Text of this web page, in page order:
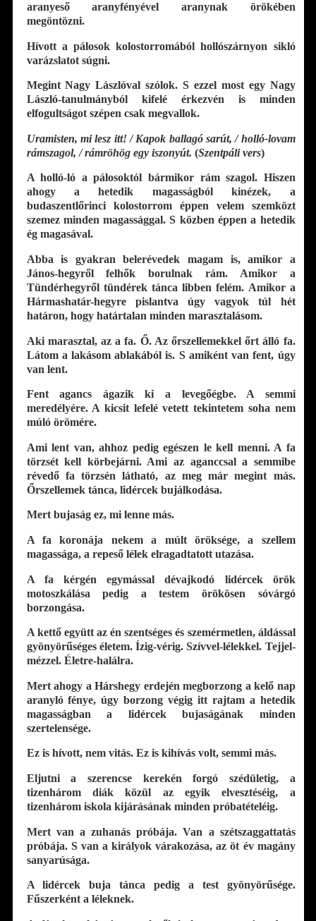
aranyeső aranyfényével aranynak örökében
megöntözni.
Hívott a pálosok kolostorromából hollószárnyon sikló
varázslatot súgni.
Megint Nagy Lászlóval szólok. S ezzel most egy Nagy
László-tanulmányból kifelé érkezvén is minden
elfogultságot szépen csak megvallok.
Uramisten, mi lesz itt! / Kapok ballagó sarút, / holló-lovam
rámszagol, / rámröhög egy iszonyút. (Szentpáli vers)
A holló-ló a pálosoktól bármikor rám szagol. Hiszen
ahogy a hetedik magasságból kinézek, a
budaszentlőrinci kolostorrom éppen velem szemközt
szemez minden magassággal. S közben éppen a hetedik
ég magasával.
Abba is gyakran belerévedek magam is, amikor a
János-hegyről felhők borulnak rám. Amikor a
Tündérhegyről tündérek tánca libben felém. Amikor a
Hármashatár-hegyre pislantva úgy vagyok túl hét
határon, hogy határtalan minden marasztalásom.
Aki marasztal, az a fa. Ő. Az őrszellemekkel őrt álló fa.
Látom a lakásom ablakából is. S amiként van fent, úgy
van lent.
Fent agancs ágazik ki a levegőégbe. A semmi
meredélyére. A kicsit lefelé vetett tekintetem soha nem
múló örömére.
Ami lent van, ahhoz pedig egészen le kell menni. A fa
törzsét kell körbejárni. Ami az aganccsal a semmibe
révedő fa törzsén látható, az meg már megint más.
Őrszellemek tánca, lidércek bujálkodása.
Mert bujaság ez, mi lenne más.
A fa koronája nekem a múlt öröksége, a szellem
magassága, a repeső lélek elragadtatott utazása.
A fa kérgén egymással dévajkodó lidércek örök
motoszkálása pedig a testem örökösen sóvárgó
borzongása.
A kettő együtt az én szentséges és szemérmetlen, áldással
gyönyörűséges életem. Ízig-vérig. Szívvel-lélekkel. Tejjel-
mézzel. Életre-halálra.
Mert ahogy a Hárshegy erdején megborzong a kelő nap
aranyló fénye, úgy borzong végig itt rajtam a hetedik
magasságban a lidércek bujaságának minden
szertelensége.
Ez is hívott, nem vitás. Ez is kihívás volt, semmi más.
Eljutni a szerencse kerekén forgó szédületig, a
tizenhárom diák közül az egyik elvesztéséig, a
tizenhárom iskola kijárásának minden próbatételéig.
Mert van a zuhanás próbája. Van a szétszaggattatás
próbája. S van a királyok várakozása, az öt év magány
sanyarúsága.
A lidércek buja tánca pedig a test gyönyörűsége.
Fűszerként a léleknek.